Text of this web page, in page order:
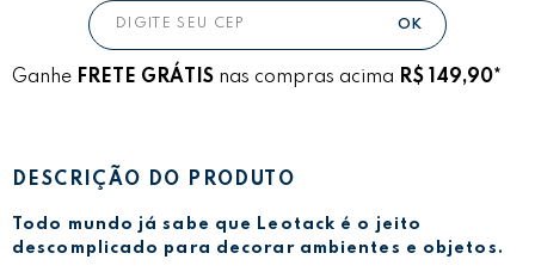
Ganhe FRETE GRÁTIS nas compras acima R$ 149,90*
DESCRIÇÃO DO PRODUTO
Todo mundo já sabe que Leotack é o jeito
descomplicado para decorar ambientes e objetos.